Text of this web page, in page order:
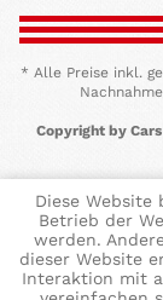
* Alle Preise inkl.
Copyright by
Diese
Betrieb der
werden.
dieser Website
Interaktion mit